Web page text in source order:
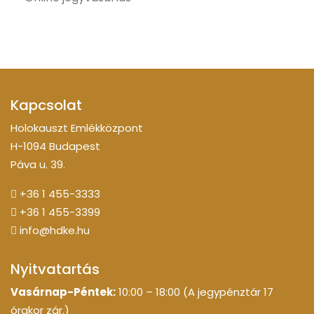
Kapcsolat
Holokauszt Emlékközpont
H-1094 Budapest
Páva u. 39.
+36 1 455-3333
+36 1 455-3399
info@hdke.hu
Nyitvatartás
Vasárnap-Péntek:10:00 – 18:00 (A jegypénztár 17
órakor zár.)